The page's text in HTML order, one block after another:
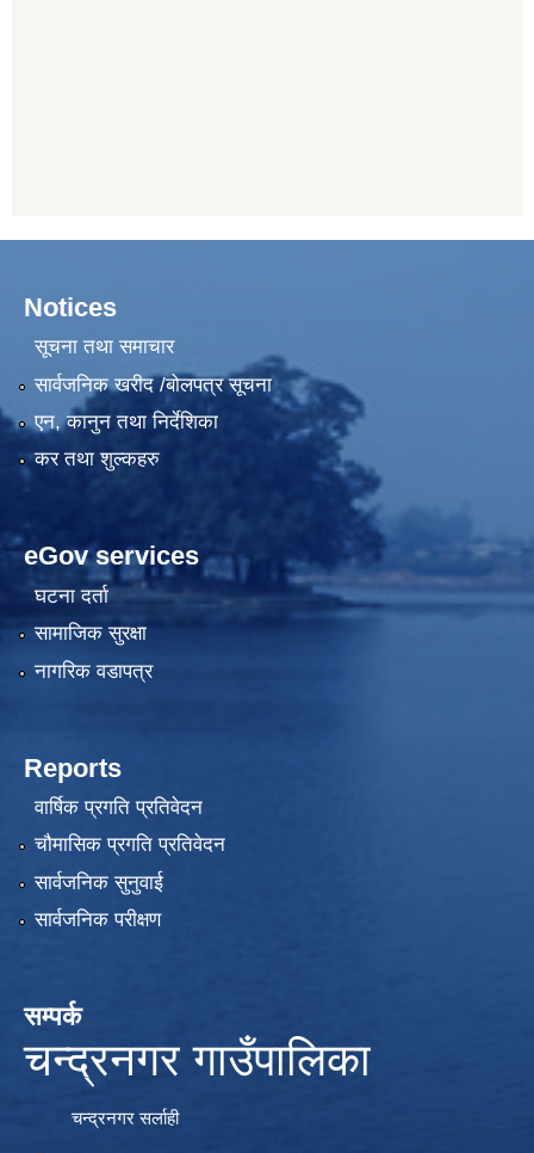
Notices
सूचना तथा समाचार
सार्वजनिक खरीद /बोलपत्र सूचना
एन, कानुन तथा निर्देशिका
कर तथा शुल्कहरु
eGov services
घटना दर्ता
सामाजिक सुरक्षा
नागरिक वडापत्र
Reports
वार्षिक प्रगति प्रतिवेदन
चौमासिक प्रगति प्रतिवेदन
सार्वजनिक सुनुवाई
सार्वजनिक परीक्षण
सम्पर्क
चन्द्रनगर गाउँपालिका
चन्द्रनगर सर्लाही